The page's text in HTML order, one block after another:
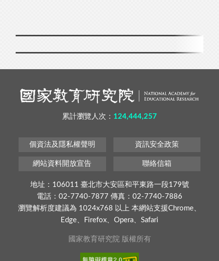
累計瀏覽人次： 124,444,257
個資法及隱私權聲明 資訊安全政策
網站資料開放宣告 聯絡信箱
地址：106011 臺北市大安區和平東路一段179號
電話：02-7740-7877 傳真：02-7740-7886
瀏覽解析度建議為 1024x768 以上 本網站支援Chrome、
Edge、Firefox、Opera、Safari
國家教育研究院 版權所有